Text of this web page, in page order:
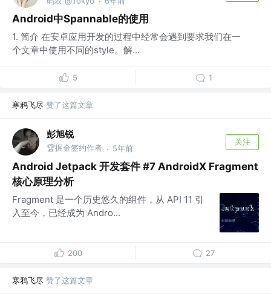
Android中Spannable的使用
1. 简介 在安卓应用开发的过程中经常会遇到要求我们在一
个文章中使用不同的style。解...
5 1
寒鸦飞尽 赞了这篇文章
彭旭锐
🏆掘金签约作者 · 5年前
关注
Android Jetpack 开发套件 #7 AndroidX Fragment
核心原理分析
Fragment 是一个历史悠久的组件，从 API 11 引
入至今，已经成为 Andro...
200 27
寒鸦飞尽 赞了这篇文章